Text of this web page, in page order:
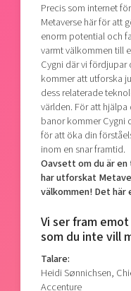
Precis som internet
Metaverse här för att
enorm potential och
varmt välkommen till
Cygni där vi fördjupar
kommer att utforska
dess relaterade
världen. För att
banor kommer Cygni
för att öka din
inom en snar framtid.
Oavsett om du är
har utforskat
välkommen! Det här
Vi ser fram
som du inte vill
Talare:
Heidi Sønnichsen,
Accenture